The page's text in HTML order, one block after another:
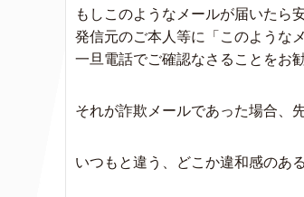
もしこのようなメールが届いたら
発信元のご本人等に「このような
一旦電話でご確認なさることをお
それが詐欺メールであった場合、
いつもと違う、どこか違和感のあ